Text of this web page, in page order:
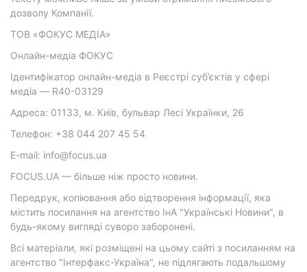
дозволу Компанії.
ТОВ «ФОКУС МЕДІА»
Онлайн-медіа ФОКУС
Ідентифікатор онлайн-медіа в Реєстрі суб’єктів у сфері
медіа — R40-03129
Адреса: 01133, м. Київ, бульвар Лесі Українки, 26
Телефон: +38 044 207 45 54
E-mail: info@focus.ua
FOCUS.UA — більше ніж просто новини.
Передрук, копіювання або відтворення інформації, яка
містить посилання на агентство ІнА "Українські Новини", в
будь-якому вигляді суворо заборонені.
Всі матеріали, які розміщені на цьому сайті з посиланням на
агентство "Інтерфакс-Україна", не підлягають подальшому